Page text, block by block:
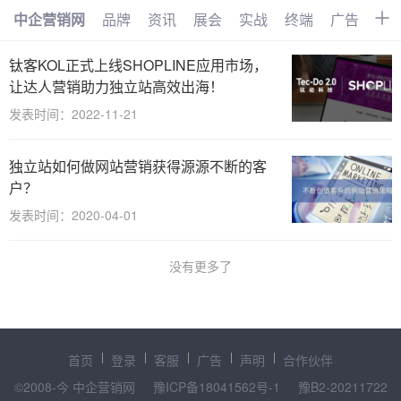
首页 品牌 资讯 展会
实战 终端 时尚
文化
创业 访谈
中企营销网 品牌 资讯 展会 实战 终端 广告 时
钛客KOL正式上线SHOPLINE应用市场，
让达人营销助力独立站高效出海！
发表时间：2022-11-21
独立站如何做网站营销获得源源不断的客
户？
发表时间：2020-04-01
没有更多了
首页 登录 客服 广告 声明
合作伙伴
©2008-今 中企营销网
豫ICP备18041562号-1
豫B2-20211722